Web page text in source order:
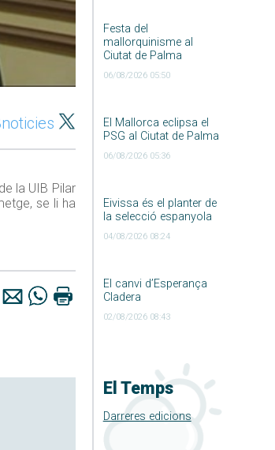
Festa del
mallorquinisme al
Ciutat de Palma
06/08/2026 05:50
El Mallorca eclipsa el
PSG al Ciutat de Palma
06/08/2026 05:36
Eivissa és el planter de
la selecció espanyola
04/08/2026 08:24
El canvi d’Esperança
Cladera
02/08/2026 08:43
El Temps
Darreres edicions
la UIB Pilar
se li ha